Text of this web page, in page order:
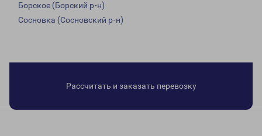
Борское (Борский р-н)
Сосновка (Сосновский р-н)
Рассчитать и заказать перевозку